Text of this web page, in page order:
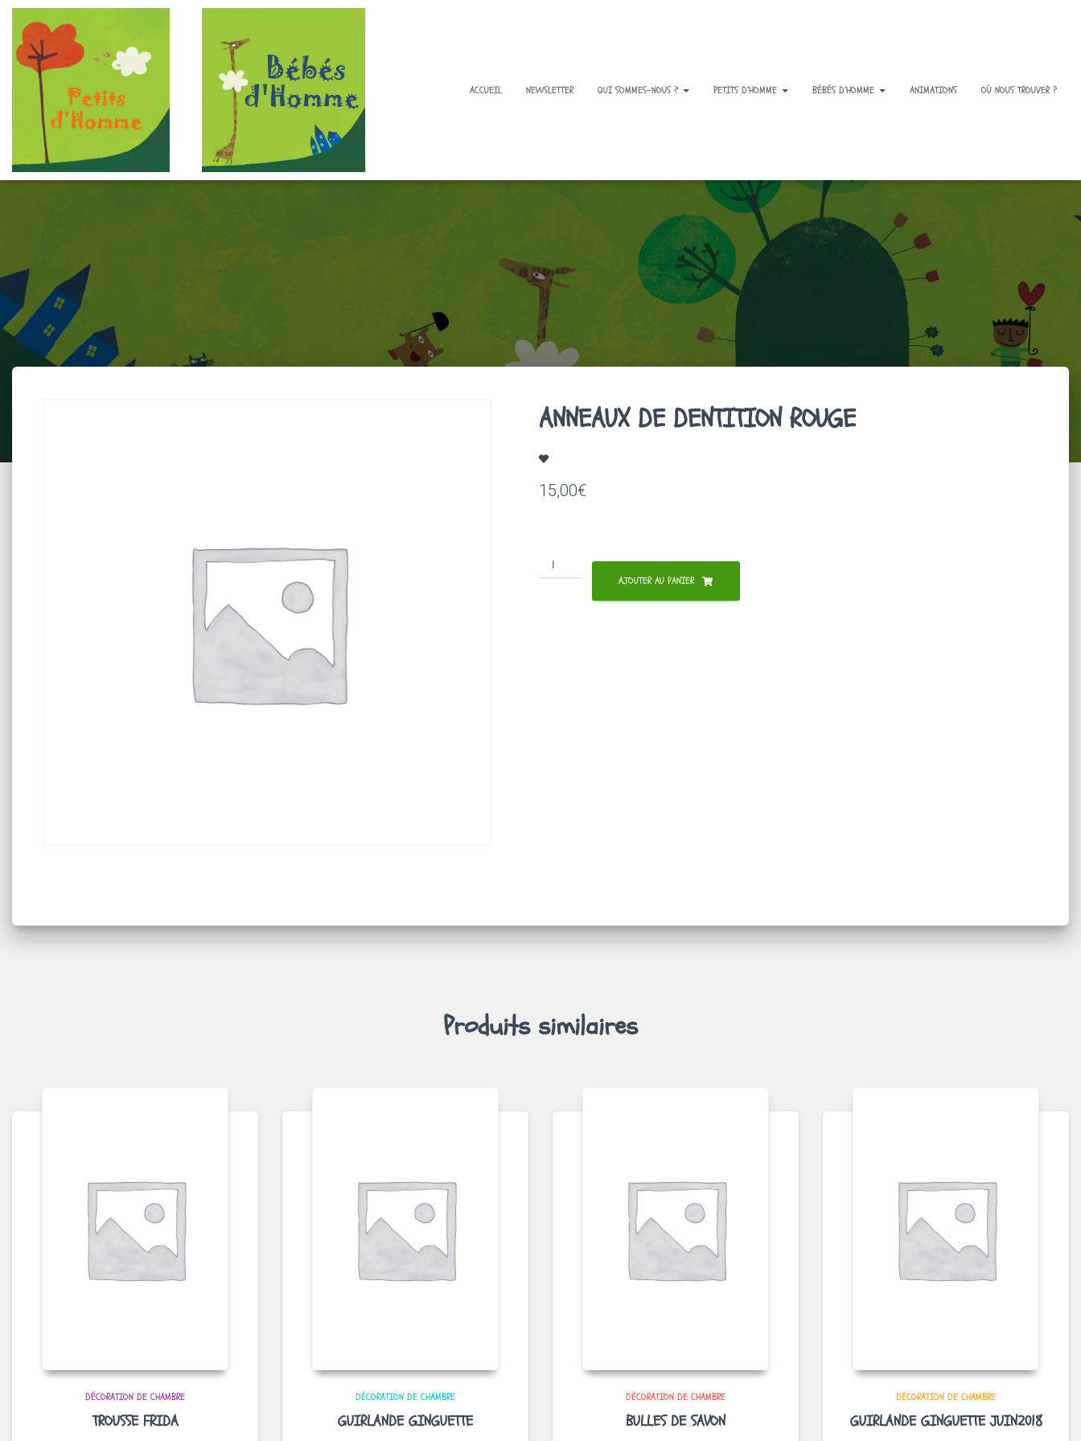
ACCUEIL NEWSLETTER QUI SOMMES-NOUS ? PETITS D’HOMME BÉBÉS D’HOMME ANIMATIONS OÙ NOUS TROUVER ?
ANNEAUX DE DENTITION ROUGE
15,00€
quantité
de
AJOUTER AU PANIER
Produits similaires
DÉCORATION DE CHAMBRE
TROUSSE FRIDA
DÉCORATION DE CHAMBRE
GUIRLANDE GINGUETTE
DÉCORATION DE CHAMBRE
BULLES DE SAVON
DÉCORATION DE CHAMBRE
GUIRLANDE GINGUETTE JUIN2018